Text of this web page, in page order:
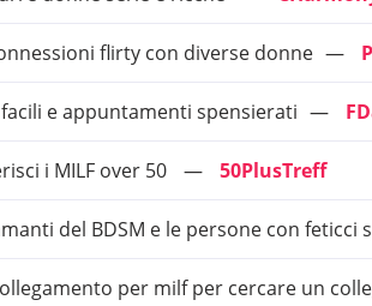
flirty con diverse donne
e appuntamenti spensierati
i MILF over 50 50PlusTreff
del BDSM e le persone con feticci
per milf per cercare un